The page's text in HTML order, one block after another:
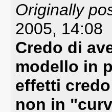
Originally
2005, 14:08
Credo di
modello in
effetti
non in